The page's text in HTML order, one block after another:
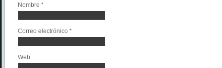
Nombre *
Correo electrónico *
Web